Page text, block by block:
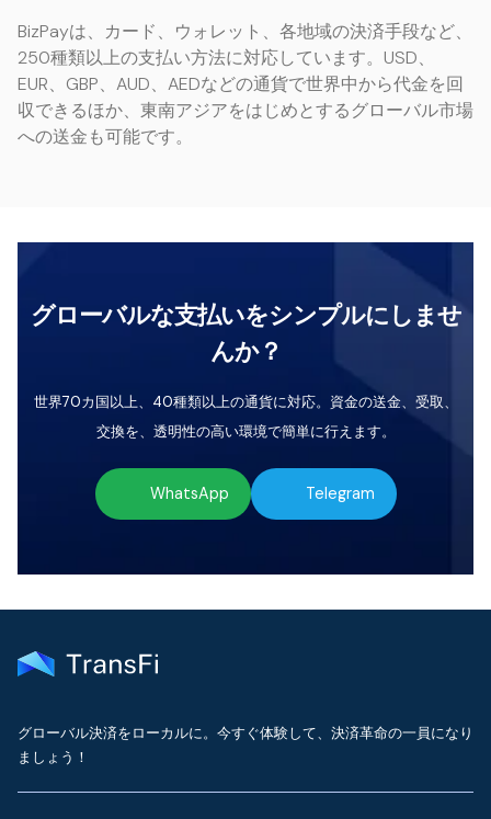
BizPayは、カード、ウォレット、各地域の決済手段など、
250種類以上の支払い方法に対応しています。USD、
EUR、GBP、AUD、AEDなどの通貨で世界中から代金を回
収できるほか、東南アジアをはじめとするグローバル市場
への送金も可能です。
グローバルな支払いをシンプルにしませ
んか？
世界70カ国以上、40種類以上の通貨に対応。資金の送金、受取、
交換を、透明性の高い環境で簡単に行えます。
WhatsApp Telegram
グローバル決済をローカルに。今すぐ体験して、決済革命の一員になり
ましょう！